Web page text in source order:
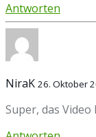
Antworten
NiraK 26. Oktober
Super, das Video